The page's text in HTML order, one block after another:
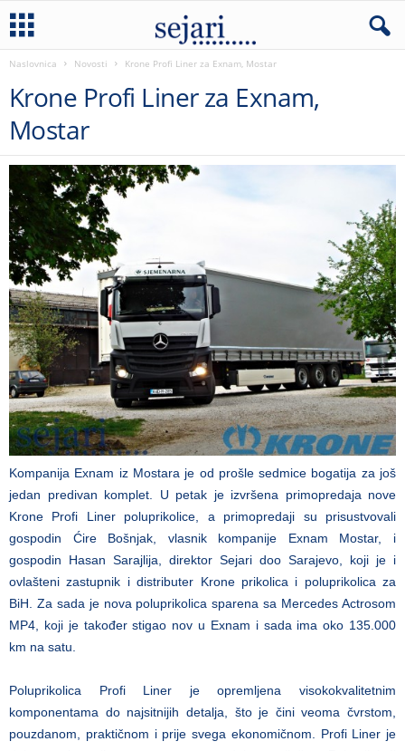
Naslovnica Novosti Krone Profi Liner za Exnam, Mostar
Krone Profi Liner za Exnam,
Mostar
Kompanija Exnam iz Mostara je od prošle sedmice bogatija za još
jedan predivan komplet. U petak je izvršena primopredaja nove
Krone Profi Liner poluprikolice, a primopredaji su prisustvovali
gospodin Ćire Bošnjak, vlasnik kompanije Exnam Mostar, i
gospodin Hasan Sarajlija, direktor Sejari doo Sarajevo, koji je i
ovlašteni zastupnik i distributer Krone prikolica i poluprikolica za
BiH. Za sada je nova poluprikolica sparena sa Mercedes Actrosom
MP4, koji je također stigao nov u Exnam i sada ima oko 135.000
km na satu.
Poluprikolica Profi Liner je opremljena visokokvalitetnim
komponentama do najsitnijih detalja, što je čini veoma čvrstom,
pouzdanom, praktičnom i prije svega ekonomičnom. Profi Liner je